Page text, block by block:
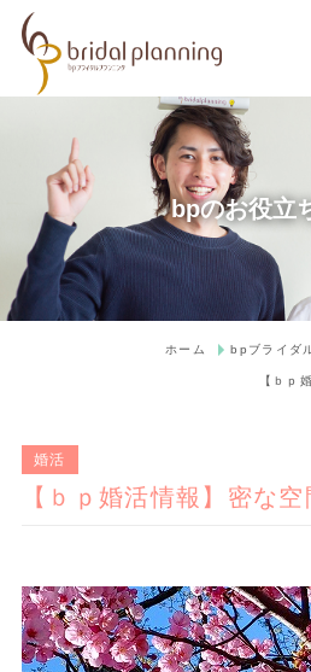
bpのお役立
ホーム bpブライダ
【ｂｐ
婚活
【ｂｐ婚活情報】密な